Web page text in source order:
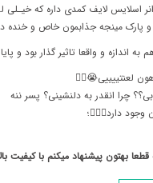
اسلایس لایف کمدی داره که خیـلی لذت
و پارک مینجه جذابمون خاص و خنده
به اندازه و واقعا تاثیر گذار بود و
لعنتییییی😭❤️‍🔥
چرا انقدر به دلنشینی؟ پسر ننه
دارد💆🏻‍♀️؛
بهتون پیشنهاد میکنم با کیفیت